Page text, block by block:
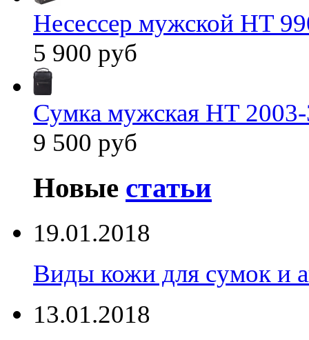
Несессер мужской HT
5 900 руб
Сумка мужская HT
9 500 руб
Новые статьи
19.01.2018
Виды кожи для сумок и
13.01.2018